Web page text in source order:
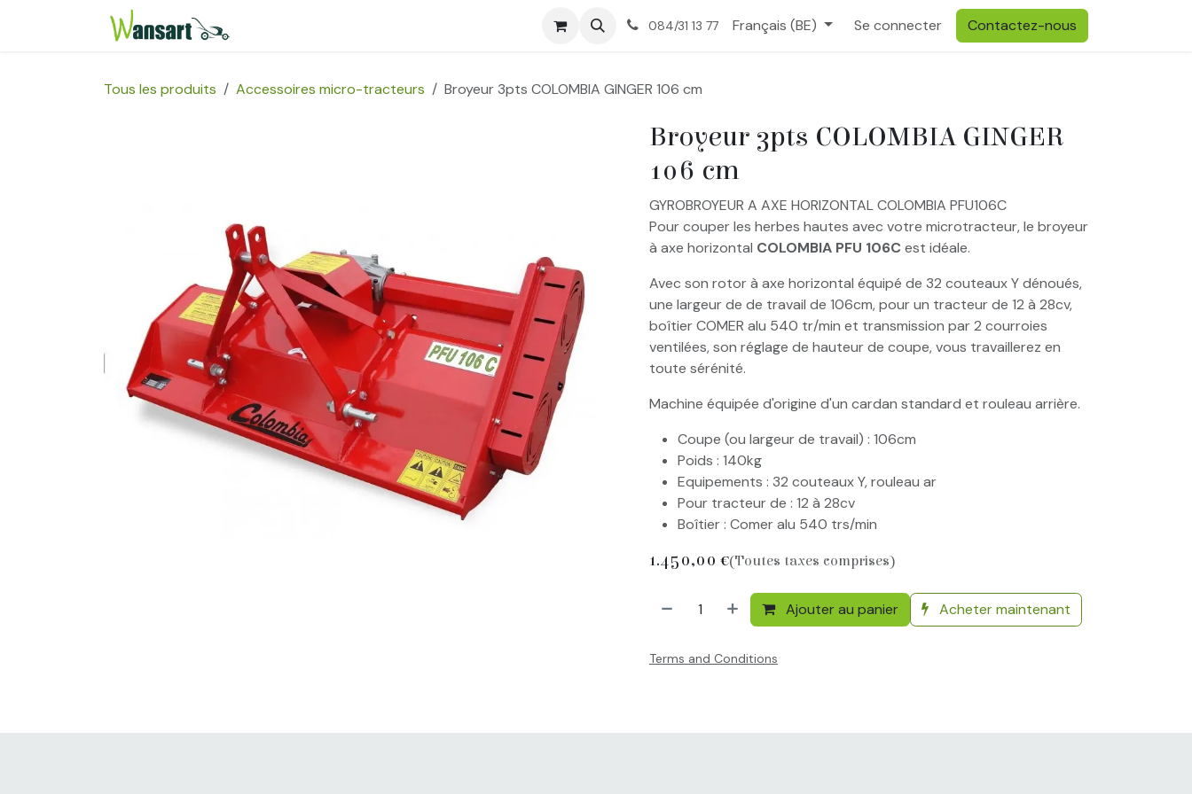
Se rendre au contenu
À propos Contactez-nous
084/31 13 77 Français (BE) Se connecter Contactez-nous
Tous les produits Accessoires micro-tracteurs Broyeur 3pts COLOMBIA GINGER 106 cm
Broyeur 3pts COLOMBIA GINGER
106 cm
GYROBROYEUR A AXE HORIZONTAL COLOMBIA PFU106C
Pour couper les herbes hautes avec votre microtracteur, le broyeur
à axe horizontal COLOMBIA PFU 106C est idéale.
Avec son rotor à axe horizontal équipé de 32 couteaux Y dénoués,
une largeur de de travail de 106cm, pour un tracteur de 12 à 28cv,
boîtier COMER alu 540 tr/min et transmission par 2 courroies
ventilées, son réglage de hauteur de coupe, vous travaillerez en
toute sérénité.
Machine équipée d'origine d'un cardan standard et rouleau arrière.
Coupe (ou largeur de travail) : 106cm
Poids : 140kg
Equipements : 32 couteaux Y, rouleau ar
Pour tracteur de : 12 à 28cv
Boîtier : Comer alu 540 trs/min
1.450,00 €(Toutes taxes comprises)
Ajouter au panier Acheter maintenant
Terms and Conditions